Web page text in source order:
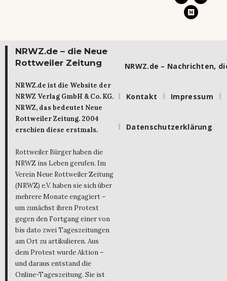
NRWZ.de – die Neue
Rottweiler Zeitung
NRWZ.de ist die Website der
NRWZ Verlag GmbH & Co. KG.
NRWZ, das bedeutet Neue
Rottweiler Zeitung. 2004
erschien diese erstmals.
Rottweiler Bürger haben die
NRWZ ins Leben gerufen. Im
Verein Neue Rottweiler Zeitung
(NRWZ) e.V. haben sie sich über
mehrere Monate engagiert –
um zunächst ihren Protest
gegen den Fortgang einer von
bis dato zwei Tageszeitungen
am Ort zu artikulieren. Aus
dem Protest wurde Aktion –
und daraus entstand die
Online-Tageszeitung. Sie ist
NRWZ.de – Nachrichten,
Kontakt Impressum
Datenschutzerklärung